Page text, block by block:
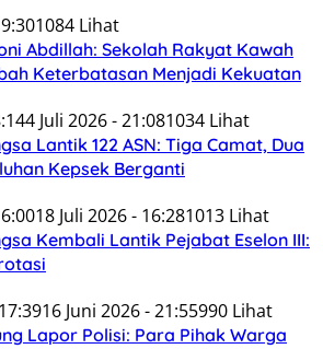
1084 Lihat
Abdillah: Sekolah Rakyat Kawah
Keterbatasan Menjadi Kekuatan
4 Juli 2026 - 21:081034 Lihat
Lantik 122 ASN: Tiga Camat, Dua
Kepsek Berganti
18 Juli 2026 - 16:281013 Lihat
Kembali Lantik Pejabat Eselon III:
16 Juni 2026 - 21:55990 Lihat
Lapor Polisi: Para Pihak Warga